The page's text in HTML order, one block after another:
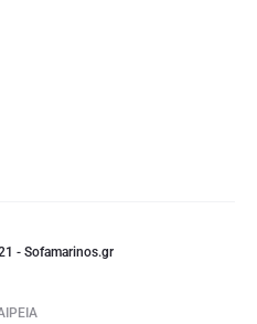
- Sofamarinos.gr